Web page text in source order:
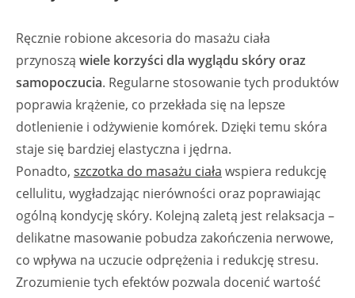
Ręcznie robione akcesoria do masażu ciała
przynoszą wiele korzyści dla wyglądu skóry oraz
samopoczucia. Regularne stosowanie tych produktów
poprawia krążenie, co przekłada się na lepsze
dotlenienie i odżywienie komórek. Dzięki temu skóra
staje się bardziej elastyczna i jędrna.
Ponadto, szczotka do masażu ciała wspiera redukcję
cellulitu, wygładzając nierówności oraz poprawiając
ogólną kondycję skóry. Kolejną zaletą jest relaksacja –
delikatne masowanie pobudza zakończenia nerwowe,
co wpływa na uczucie odprężenia i redukcję stresu.
Zrozumienie tych efektów pozwala docenić wartość